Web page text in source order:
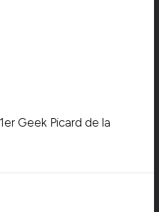
Geek Picard de la